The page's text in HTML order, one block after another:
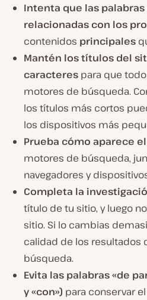
Intenta que las
relacionadas con los
contenidos principales
Mantén los títulos del
caracteres para que
motores de búsqueda.
los títulos más cortos
los dispositivos más
Prueba cómo aparece el
motores de búsqueda,
navegadores y
Completa la
título de tu sitio, y luego
sitio. Si lo cambias
calidad de los resultados
búsqueda.
Evita las palabras «de
y «con») para conservar